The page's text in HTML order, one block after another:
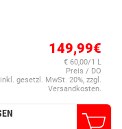
149,99€
€ 60,00/1 L
Preis / DO
inkl. gesetzl. MwSt. 20%, zzgl.
Versandkosten.